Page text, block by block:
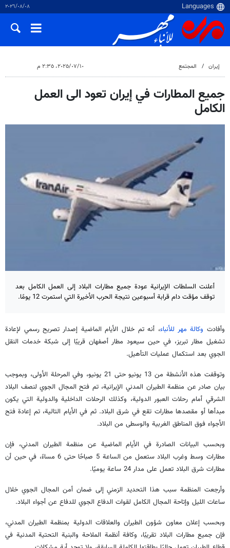
٠٨‏/٠٨‏/٢٠٢٦
إيران المجتمع ١٠‏/٠٧‏/٢٠٢٥، ٢:٣٥ م
جميع المطارات في إيران تعود الى العمل
الكامل
أعلنت السلطات الإيرانية عودة جميع مطارات البلاد إلى العمل الكامل بعد
توقف مؤقت دام قرابة أسبوعين نتيجة الحرب الأخيرة التي استمرت 12 يومًا.
وأفادت وكالة مهر للأنباء، أنه تم خلال الأيام الماضية إصدار تصريح رسمي لإعادة
تشغيل مطار تبريز، في حين سيعود مطار أصفهان قريبًا إلى شبكة خدمات النقل
الجوي بعد استكمال عمليات التأهيل.
وتوقفت هذه الأنشطة من 13 يونيو حتى 21 يونيو، وفي المرحلة الأولى، وبموجب
بيان صادر عن منظمة الطيران المدني الإيرانية، تم فتح المجال الجوي لنصف البلاد
الشرقي أمام رحلات العبور الدولية، وكذلك الرحلات الداخلية والدولية التي يكون
مبدأها أو مقصدها مطارات تقع في شرق البلاد. ثم في الأيام التالية، تم إعادة فتح
الأجواء فوق المناطق الغربية والوسطى من البلاد.
وبحسب البيانات الصادرة في الأيام الماضية عن منظمة الطيران المدني، فإن
مطارات وسط وغرب البلاد ستعمل من الساعة 5 صباحًا حتى 6 مساءً، في حين أن
مطارات شرق البلاد تعمل على مدار 24 ساعة يوميًا.
وأرجعت المنظمة سبب هذا التحديد الزمني إلى ضمان أمن المجال الجوي خلال
ساعات الليل وإتاحة المجال الكامل لقوات الدفاع الجوي للدفاع عن أجواء البلاد.
وبحسب إعلان معاون شؤون الطيران والعلاقات الدولية بمنظمة الطيران المدني،
فإن جميع مطارات البلاد تقريبًا، وكافة أنظمة الملاحة والبنية التحتية المدنية في